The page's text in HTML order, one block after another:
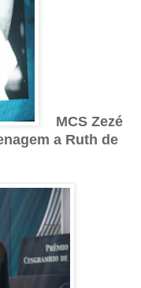
MCS Zezé
a Ruth de